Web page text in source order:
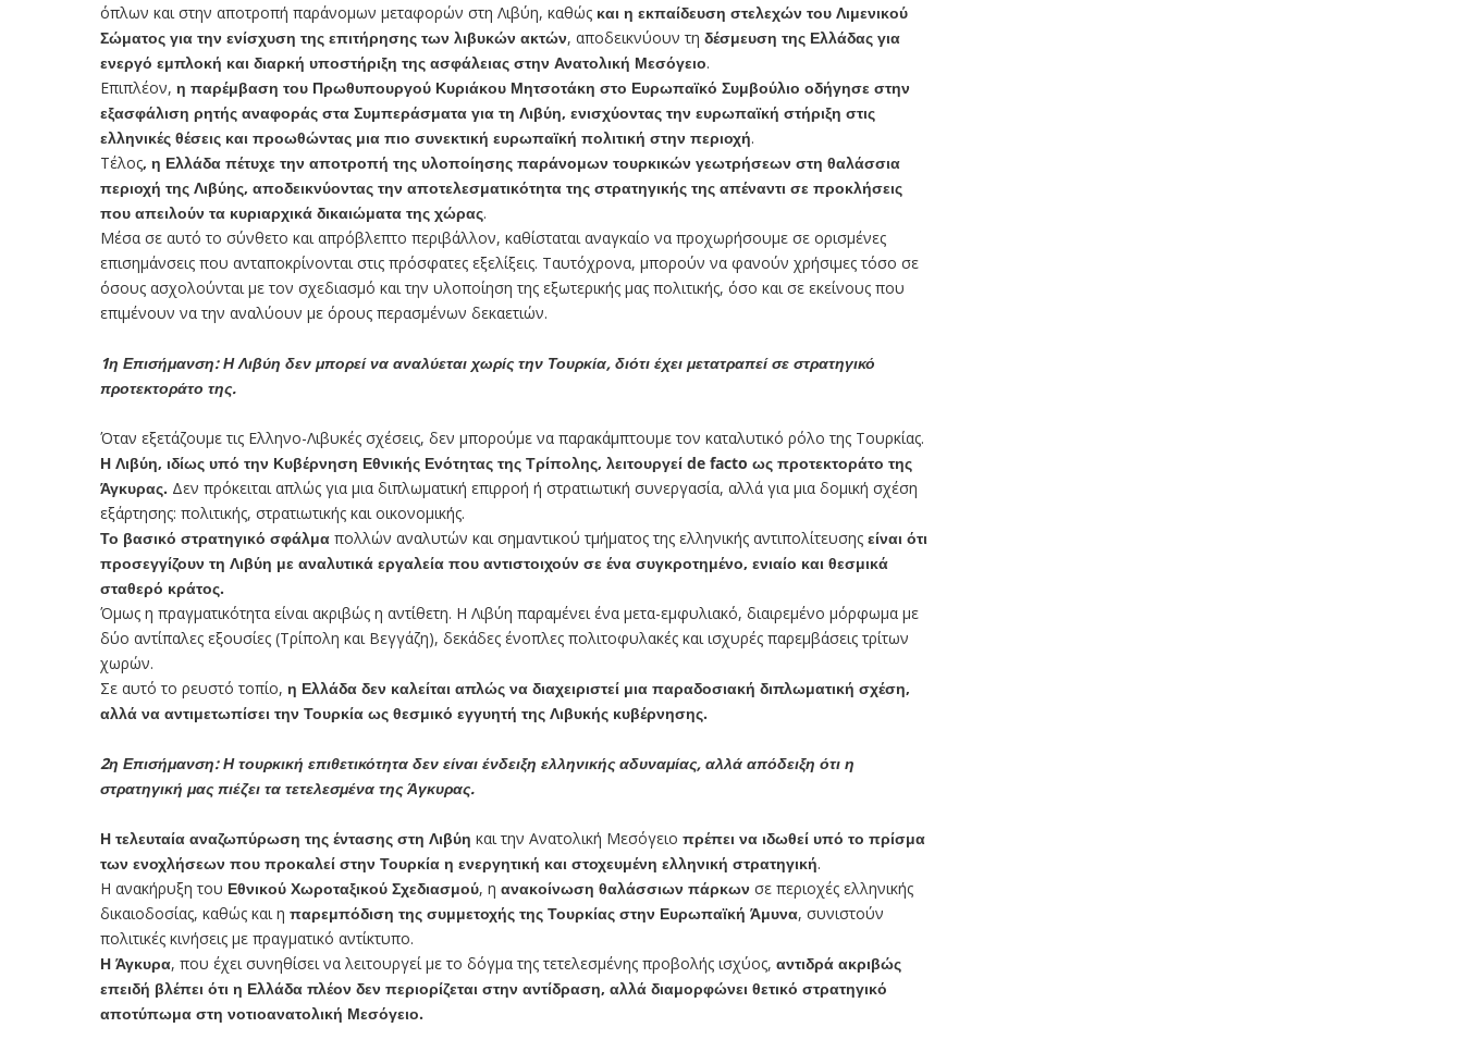
όπλων και στην αποτροπή παράνομων μεταφορών στη Λιβύη, καθώς και η εκπαίδευση στελεχών του Λιμενικού
Σώματος για την ενίσχυση της επιτήρησης των λιβυκών ακτών, αποδεικνύουν τη δέσμευση της Ελλάδας για
ενεργό εμπλοκή και διαρκή υποστήριξη της ασφάλειας στην Ανατολική Μεσόγειο.
Επιπλέον, η παρέμβαση του Πρωθυπουργού Κυριάκου Μητσοτάκη στο Ευρωπαϊκό Συμβούλιο οδήγησε στην
εξασφάλιση ρητής αναφοράς στα Συμπεράσματα για τη Λιβύη, ενισχύοντας την ευρωπαϊκή στήριξη στις
ελληνικές θέσεις και προωθώντας μια πιο συνεκτική ευρωπαϊκή πολιτική στην περιοχή.
Τέλος, η Ελλάδα πέτυχε την αποτροπή της υλοποίησης παράνομων τουρκικών γεωτρήσεων στη θαλάσσια
περιοχή της Λιβύης, αποδεικνύοντας την αποτελεσματικότητα της στρατηγικής της απέναντι σε προκλήσεις
που απειλούν τα κυριαρχικά δικαιώματα της χώρας.
Μέσα σε αυτό το σύνθετο και απρόβλεπτο περιβάλλον, καθίσταται αναγκαίο να προχωρήσουμε σε ορισμένες
επισημάνσεις που ανταποκρίνονται στις πρόσφατες εξελίξεις. Ταυτόχρονα, μπορούν να φανούν χρήσιμες τόσο σε
όσους ασχολούνται με τον σχεδιασμό και την υλοποίηση της εξωτερικής μας πολιτικής, όσο και σε εκείνους που
επιμένουν να την αναλύουν με όρους περασμένων δεκαετιών.
1η Επισήμανση: Η Λιβύη δεν μπορεί να αναλύεται χωρίς την Τουρκία, διότι έχει μετατραπεί σε στρατηγικό
προτεκτοράτο της.
Όταν εξετάζουμε τις Ελληνο-Λιβυκές σχέσεις, δεν μπορούμε να παρακάμπτουμε τον καταλυτικό ρόλο της Τουρκίας.
Η Λιβύη, ιδίως υπό την Κυβέρνηση Εθνικής Ενότητας της Τρίπολης, λειτουργεί de facto ως προτεκτοράτο της
Άγκυρας. Δεν πρόκειται απλώς για μια διπλωματική επιρροή ή στρατιωτική συνεργασία, αλλά για μια δομική σχέση
εξάρτησης: πολιτικής, στρατιωτικής και οικονομικής.
Το βασικό στρατηγικό σφάλμα πολλών αναλυτών και σημαντικού τμήματος της ελληνικής αντιπολίτευσης είναι ότι
προσεγγίζουν τη Λιβύη με αναλυτικά εργαλεία που αντιστοιχούν σε ένα συγκροτημένο, ενιαίο και θεσμικά
σταθερό κράτος.
Όμως η πραγματικότητα είναι ακριβώς η αντίθετη. Η Λιβύη παραμένει ένα μετα-εμφυλιακό, διαιρεμένο μόρφωμα με
δύο αντίπαλες εξουσίες (Τρίπολη και Βεγγάζη), δεκάδες ένοπλες πολιτοφυλακές και ισχυρές παρεμβάσεις τρίτων
χωρών.
Σε αυτό το ρευστό τοπίο, η Ελλάδα δεν καλείται απλώς να διαχειριστεί μια παραδοσιακή διπλωματική σχέση,
αλλά να αντιμετωπίσει την Τουρκία ως θεσμικό εγγυητή της Λιβυκής κυβέρνησης.
2η Επισήμανση: Η τουρκική επιθετικότητα δεν είναι ένδειξη ελληνικής αδυναμίας, αλλά απόδειξη ότι η
στρατηγική μας πιέζει τα τετελεσμένα της Άγκυρας.
Η τελευταία αναζωπύρωση της έντασης στη Λιβύη και την Ανατολική Μεσόγειο πρέπει να ιδωθεί υπό το πρίσμα
των ενοχλήσεων που προκαλεί στην Τουρκία η ενεργητική και στοχευμένη ελληνική στρατηγική.
Η ανακήρυξη του Εθνικού Χωροταξικού Σχεδιασμού, η ανακοίνωση θαλάσσιων πάρκων σε περιοχές ελληνικής
δικαιοδοσίας, καθώς και η παρεμπόδιση της συμμετοχής της Τουρκίας στην Ευρωπαϊκή Άμυνα, συνιστούν
πολιτικές κινήσεις με πραγματικό αντίκτυπο.
Η Άγκυρα, που έχει συνηθίσει να λειτουργεί με το δόγμα της τετελεσμένης προβολής ισχύος, αντιδρά ακριβώς
επειδή βλέπει ότι η Ελλάδα πλέον δεν περιορίζεται στην αντίδραση, αλλά διαμορφώνει θετικό στρατηγικό
αποτύπωμα στη νοτιοανατολική Μεσόγειο.